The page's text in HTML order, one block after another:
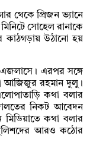
থেকে প্রিজন ভ্যানে
সোহেল রানাকে
কাঠগড়ায় উঠানো হয়
এজলাসে। এরপর সঙ্গে
আজিজুর রহমান দুলু।
কথা বলার
নিকট আবেদন
কথা বলার
আরও কঠোর